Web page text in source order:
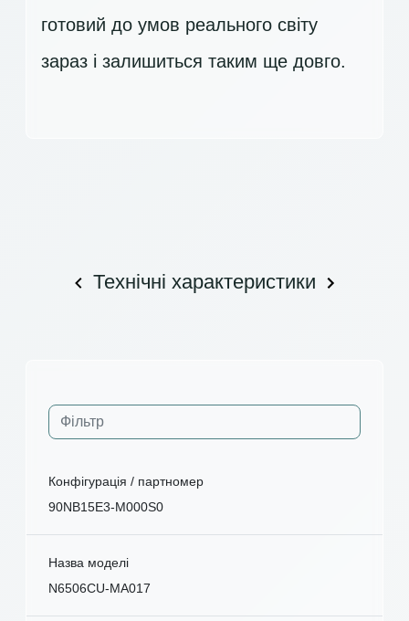
готовий до умов реального світу
зараз і залишиться таким ще довго.
Технічні характеристики
Конфігурація / партномер
90NB15E3-M000S0
Назва моделі
N6506CU-MA017